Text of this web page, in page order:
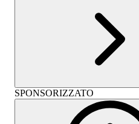
SPONSORIZZATO